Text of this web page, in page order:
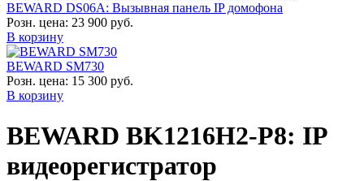
BEWARD DS06A: Вызывная панель IP домофона
Розн. цена: 23 900 руб.
В корзину
BEWARD SM730
Розн. цена: 15 300 руб.
В корзину
BEWARD BK1216H2-P8: IP
видеорегистратор